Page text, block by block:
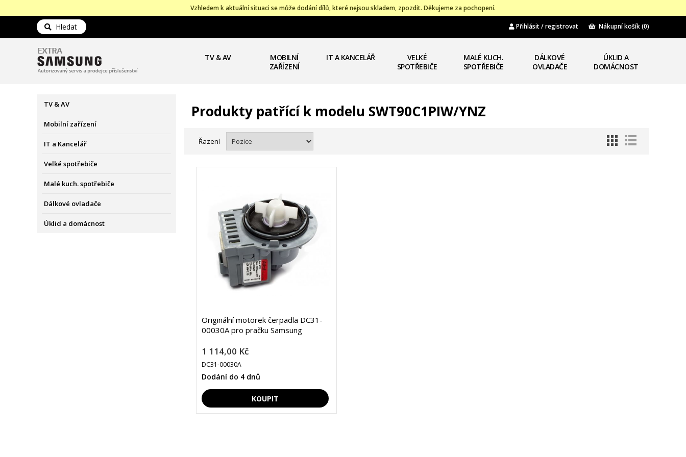
Vzhledem k aktuální situaci se může dodání dílů, které nejsou skladem, zpozdit. Děkujeme za pochopení.
Hledat Přihlásit / registrovat Nákupní košík(0)
TV & AV
MOBILNÍ
ZAŘÍZENÍ
IT A KANCELÁŘ
VELKÉ
SPOTŘEBIČE
MALÉ KUCH.
SPOTŘEBIČE
DÁLKOVÉ
OVLADAČE
ÚKLID A
DOMÁCNOST
TV & AV
Mobilní zařízení
IT a Kancelář
Velké spotřebiče
Malé kuch. spotřebiče
Dálkové ovladače
Úklid a domácnost
Produkty patřící k modelu SWT90C1PIW/YNZ
Řazení
Originální motorek čerpadla DC31-
00030A pro pračku Samsung
1 114,00 Kč
DC31-00030A
Dodání do 4 dnů